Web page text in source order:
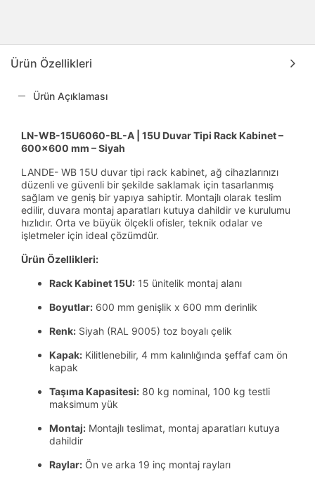
Ürün Özellikleri
Ürün Açıklaması
LN-WB-15U6060-BL-A | 15U Duvar Tipi Rack Kabinet –
600x600 mm – Siyah
LANDE- WB 15U duvar tipi rack kabinet, ağ cihazlarınızı
düzenli ve güvenli bir şekilde saklamak için tasarlanmış
sağlam ve geniş bir yapıya sahiptir. Montajlı olarak teslim
edilir, duvara montaj aparatları kutuya dahildir ve kurulumu
hızlıdır. Orta ve büyük ölçekli ofisler, teknik odalar ve
işletmeler için ideal çözümdür.
Ürün Özellikleri:
Rack Kabinet 15U: 15 ünitelik montaj alanı
Boyutlar: 600 mm genişlik x 600 mm derinlik
Renk: Siyah (RAL 9005) toz boyalı çelik
Kapak: Kilitlenebilir, 4 mm kalınlığında şeffaf cam ön
kapak
Taşıma Kapasitesi: 80 kg nominal, 100 kg testli
maksimum yük
Montaj: Montajlı teslimat, montaj aparatları kutuya
dahildir
Raylar: Ön ve arka 19 inç montaj rayları